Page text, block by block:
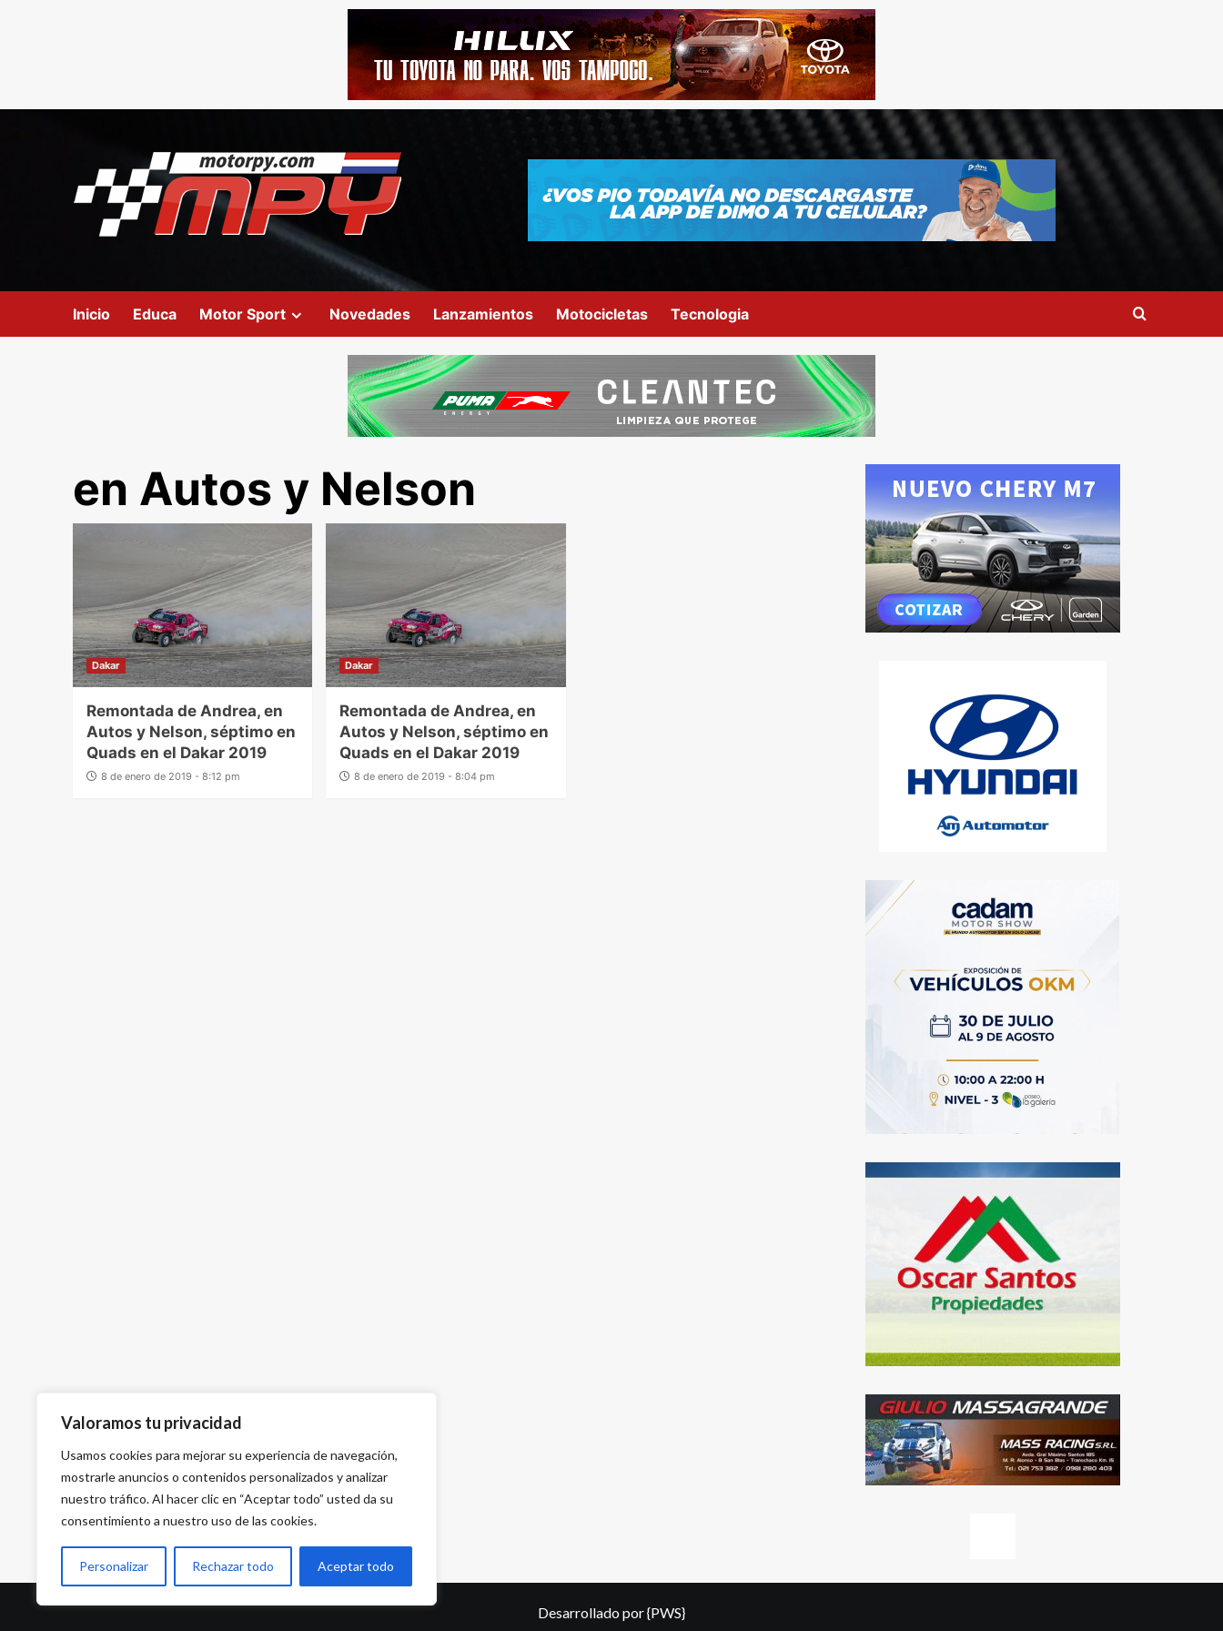
Valoramos tu privacidad
Usamos cookies para mejorar su experiencia de navegación,
mostrarle anuncios o contenidos personalizados y analizar
nuestro tráfico. Al hacer clic en “Aceptar todo” usted da su
consentimiento a nuestro uso de las cookies.
Personalizar Rechazar todo Aceptar todo
Inicio Educa Motor Sport Novedades Lanzamientos Motocicletas Tecnologia
en Autos y Nelson
Dakar
Remontada de Andrea, en
Autos y Nelson, séptimo en
Quads en el Dakar 2019
8 de enero de 2019 - 8:12 pm
Dakar
Remontada de Andrea, en
Autos y Nelson, séptimo en
Quads en el Dakar 2019
8 de enero de 2019 - 8:04 pm
Desarrollado por{PWS}